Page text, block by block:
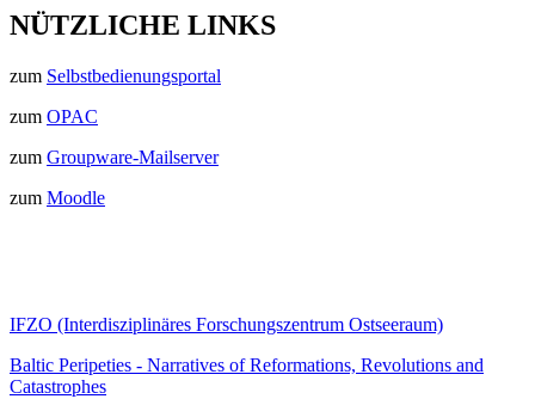
NÜTZLICHE LINKS
zum Selbstbedienungsportal
zum OPAC
zum Groupware-Mailserver
zum Moodle
IFZO (Interdisziplinäres Forschungszentrum Ostseeraum)
Baltic Peripeties - Narratives of Reformations, Revolutions and
Catastrophes